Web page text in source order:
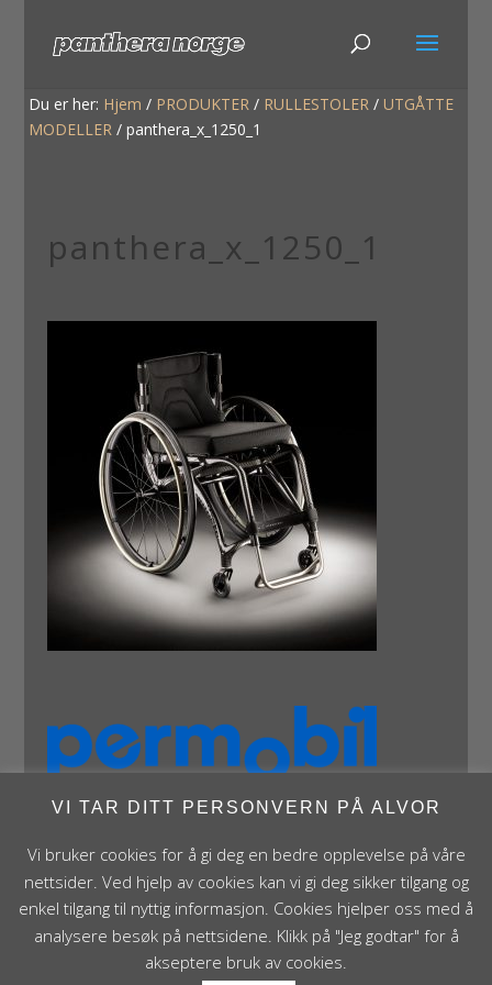
Du er her: Hjem / PRODUKTER / RULLESTOLER /UTGÅTTE
MODELLER /panthera_x_1250_1
panthera_x_1250_1
Panthera Norge AS • Røykenveien 142A • NO - 1386
Asker • Norge • post@panthera.no • Tlf: 90 24 55 55 •
VI TAR DITT PERSONVERN PÅ ALVOR
Vi bruker cookies for å gi deg en bedre opplevelse på våre
nettsider. Ved hjelp av cookies kan vi gi deg sikker tilgang og
enkel tilgang til nyttig informasjon. Cookies hjelper oss med å
analysere besøk på nettsidene. Klikk på "Jeg godtar" for å
akseptere bruk av cookies.